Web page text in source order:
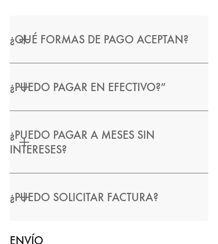
¿QUÉ FORMAS DE PAGO ACEPTAN?
¿PUEDO PAGAR EN EFECTIVO?”
¿PUEDO PAGAR A MESES SIN
INTERESES?
¿PUEDO SOLICITAR FACTURA?
ENVÍO